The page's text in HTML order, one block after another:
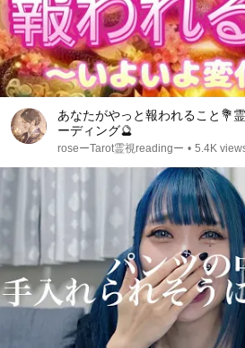
あなたがやっと報われること💐
ーディング🔮
roseーTarot霊視readingー • 5.4K